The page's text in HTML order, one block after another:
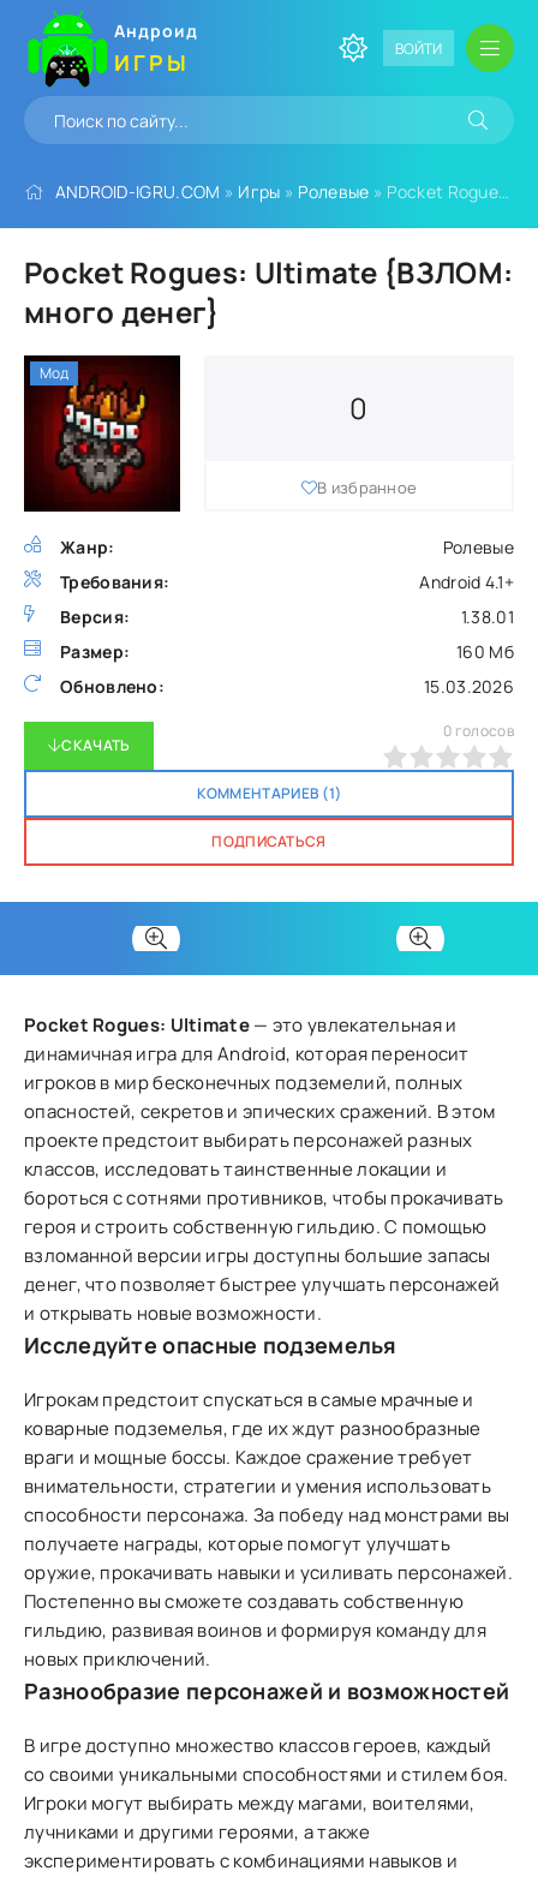
Андроид
ИГРЫ ВОЙТИ
ANDROID-IGRU.COM » Игры » Ролевые » Pocket Rogues: Ultimate {ВЗЛОМ: много денег}
Pocket Rogues: Ultimate {ВЗЛОМ:
много денег}
Жанр:
Ролевые
Требования:
Android 4.1+
Версия:
1.38.01
Размер:
160 Мб
Обновлено:
15.03.2026
0
В избранное
СКАЧАТЬ
КОММЕНТАРИЕВ (1)
ПОДПИСАТЬСЯ
0 голосов
Мод
Pocket Rogues: Ultimate— это увлекательная и
динамичная игра для Android, которая переносит
игроков в мир бесконечных подземелий, полных
опасностей, секретов и эпических сражений. В этом
проекте предстоит выбирать персонажей разных
классов, исследовать таинственные локации и
бороться с сотнями противников, чтобы прокачивать
героя и строить собственную гильдию. С помощью
взломанной версии игры доступны большие запасы
денег, что позволяет быстрее улучшать персонажей
и открывать новые возможности.
Исследуйте опасные подземелья
Игрокам предстоит спускаться в самые мрачные и
коварные подземелья, где их ждут разнообразные
враги и мощные боссы. Каждое сражение требует
внимательности, стратегии и умения использовать
способности персонажа. За победу над монстрами вы
получаете награды, которые помогут улучшать
оружие, прокачивать навыки и усиливать персонажей.
Постепенно вы сможете создавать собственную
гильдию, развивая воинов и формируя команду для
новых приключений.
Разнообразие персонажей и возможностей
В игре доступно множество классов героев, каждый
со своими уникальными способностями и стилем боя.
Игроки могут выбирать между магами, воителями,
лучниками и другими героями, а также
экспериментировать с комбинациями навыков и